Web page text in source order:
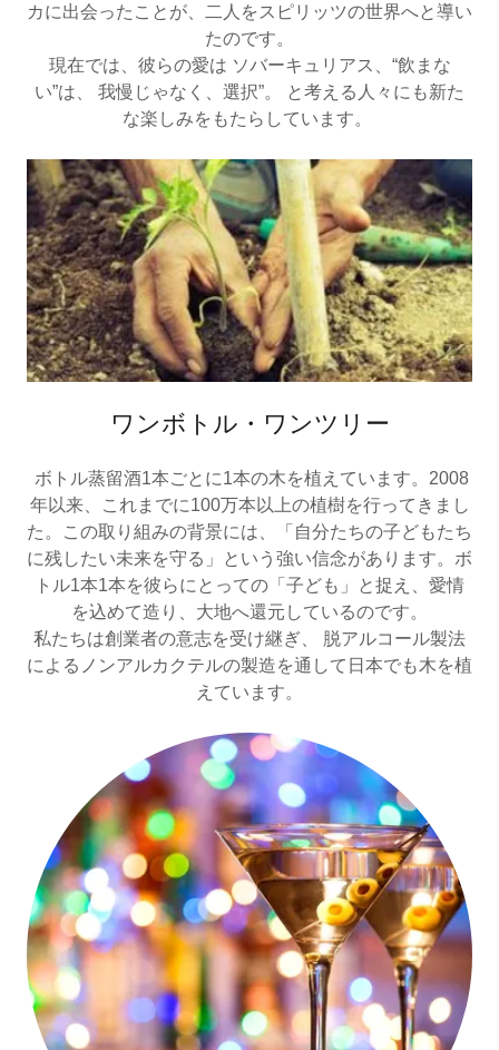
カに出会ったことが、二人をスピリッツの世界へと導い
たのです。
現在では、彼らの愛は ソバーキュリアス、“飲まな
い”は、 我慢じゃなく、選択”。 と考える人々にも新た
な楽しみをもたらしています。
ワンボトル・ワンツリー
ボトル蒸留酒1本ごとに1本の木を植えています。2008
年以来、これまでに100万本以上の植樹を行ってきまし
た。この取り組みの背景には、「自分たちの子どもたち
に残したい未来を守る」という強い信念があります。ボ
トル1本1本を彼らにとっての「子ども」と捉え、愛情
を込めて造り、大地へ還元しているのです。
私たちは創業者の意志を受け継ぎ、 脱アルコール製法
によるノンアルカクテルの製造を通して日本でも木を植
えています。